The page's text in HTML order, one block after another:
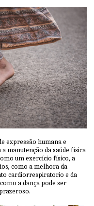
expressão humana e
manutenção da saúde física
um exercício físico, a
como a melhora da
cardiorrespiratorio e da
a dança pode ser